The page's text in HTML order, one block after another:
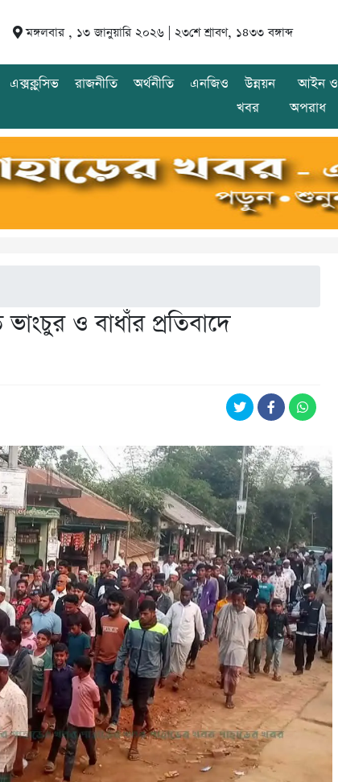
মঙ্গলবার , ১৩ জানুয়ারি ২০২৬ | ২৩শে শ্রাবণ, ১৪৩৩ বঙ্গাব্দ
এক্সক্লুসিভ রাজনীতি অর্থনীতি এনজিও
উন্নয়ন
খবর
আইন ও
অপরাধ
ভাংচুর ও বাধাঁর প্রতিবাদে